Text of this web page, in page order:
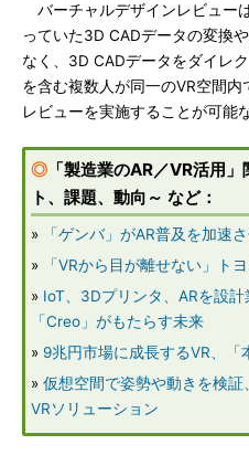
バーチャルデザインレビュー
っていた3D CADデータの変換
なく、3D CADデータをダイレ
を含む複数人が同一のVR空間
レビューを実施することが可能
◎ 「製造業のAR／VR活用
ト、課題、動向～ など：
»
「ゲンバ」がAR普及を加速
»
「VRから目が離せない」ト
» IoT、3Dプリンタ、ARを設
「Creo」がもたらす未来
» 9兆円市場に成長するVR、
» 仮想空間で姿勢や動きを検
VRソリューション